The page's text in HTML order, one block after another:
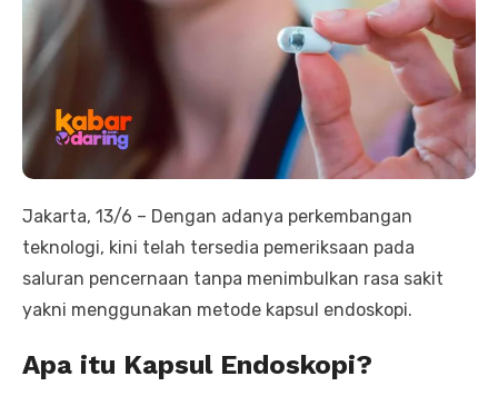
Jakarta, 13/6 – Dengan adanya perkembangan
teknologi, kini telah tersedia pemeriksaan pada
saluran pencernaan tanpa menimbulkan rasa sakit
yakni menggunakan metode kapsul endoskopi.
Apa itu Kapsul Endoskopi?